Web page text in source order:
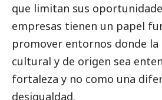
que limitan sus
empresas tienen un papel
promover entornos donde la
cultural y de origen sea
fortaleza y no como una
desigualdad.